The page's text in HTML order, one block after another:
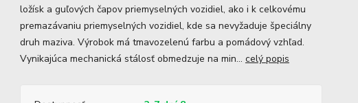
ložísk a guľových čapov priemyselných vozidiel, ako i k celkovému
premazávaniu priemyselných vozidiel, kde sa nevyžaduje špeciálny
druh maziva. Výrobok má tmavozelenú farbu a pomádový vzhľad.
Vynikajúca mechanická stálosť obmedzuje na min... celý popis